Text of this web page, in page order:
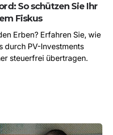
So schützen Sie Ihr
Fiskus
Erben? Erfahren Sie, wie
durch PV-Investments
steuerfrei übertragen.